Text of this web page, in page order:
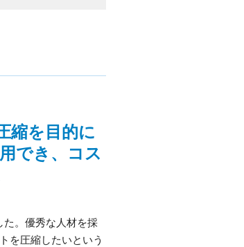
縮を目的に
でき、コス
。優秀な人材を採
を圧縮したいという